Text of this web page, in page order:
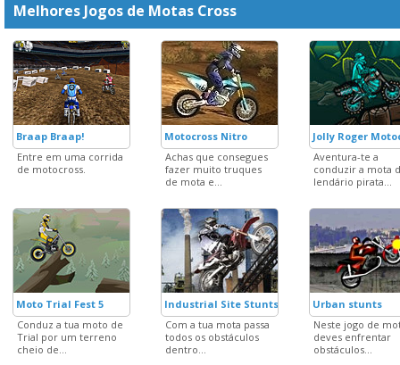
Melhores Jogos de Motas Cross
Braap Braap!
Entre em uma corrida
de motocross.
Motocross Nitro
Achas que consegues
fazer muito truques
de mota e...
Jolly Roger
Aventura-te a
conduzir a mota
lendário pirata...
Moto Trial Fest 5
Conduz a tua moto de
Trial por um terreno
cheio de...
Industrial Site Stunts
Com a tua mota passa
todos os obstáculos
dentro...
Urban stunts
Neste jogo de
deves enfrentar
obstáculos...